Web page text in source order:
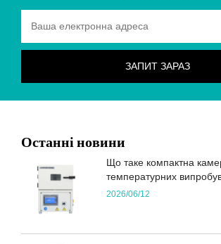
Останні новини
Що таке компактна
температурних
2026/06/12